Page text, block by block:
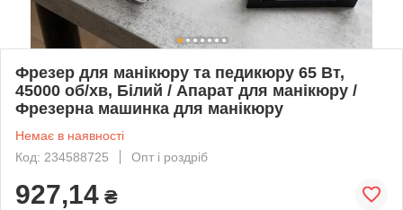
Фрезер для манікюру та педикюру 65 Вт,
45000 об/хв, Білий / Апарат для манікюру /
Фрезерна машинка для манікюру
Немає в наявності
Код: 234588725
Опт і роздріб
927,14 ₴